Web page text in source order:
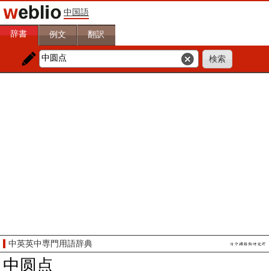
中国語
辞書 例文 翻訳
中英英中専門用語辞典
中圆点